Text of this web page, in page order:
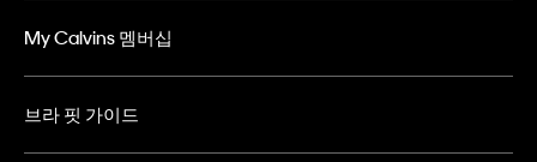
My Calvins 멤버십
브라 핏 가이드